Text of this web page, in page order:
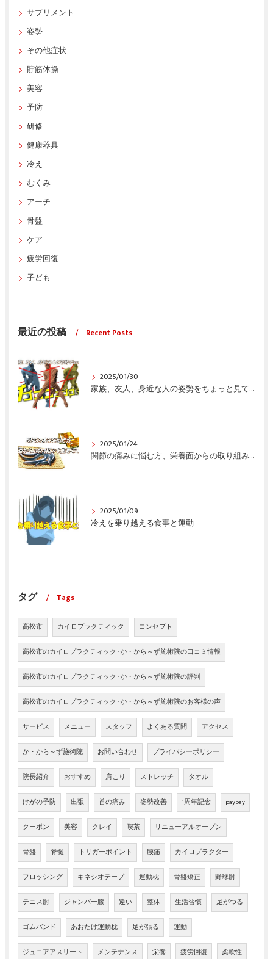
サプリメント
姿勢
その他症状
貯筋体操
美容
予防
研修
健康器具
冷え
むくみ
アーチ
骨盤
ケア
疲労回復
子ども
最近の投稿 Recent Posts
2025/01/30
家族、友人、身近な人の姿勢をちょっと見てみませんか？
2025/01/24
関節の痛みに悩む方、栄養面からの取り組みも重要ですよ！
2025/01/09
冷えを乗り越える食事と運動
タグ Tags
高松市 カイロプラクティック コンセプト
高松市のカイロプラクティック･か・から～ず施術院の口コミ情報
高松市のカイロプラクティック･か・から～ず施術院の評判
高松市のカイロプラクティック･か・から～ず施術院のお客様の声
サービス メニュー スタッフ よくある質問 アクセス
か・から～ず施術院 お問い合わせ プライバシーポリシー
院長紹介 おすすめ 肩こり ストレッチ タオル
けがの予防 出張 首の痛み 姿勢改善 1周年記念 paypay
クーポン 美容 クレイ 喫茶 リニューアルオープン
骨盤 脊髄 トリガーポイント 腰痛 カイロプラクター
フロッシング キネシオテープ 運動枕 骨盤矯正 野球肘
テニス肘 ジャンパー膝 違い 整体 生活習慣 足がつる
ゴムバンド あおたけ運動枕 足が張る 運動
ジュニアアスリート メンテナンス 栄養 疲労回復 柔軟性